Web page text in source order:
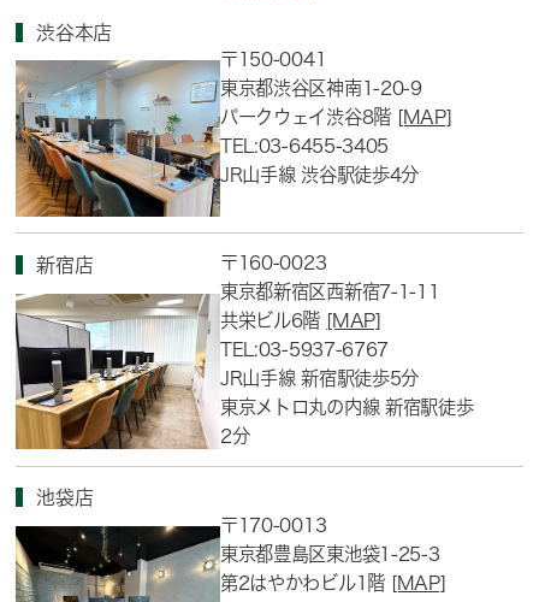
渋谷本店
〒150-0041
東京都渋谷区神南1-20-9
パークウェイ渋谷8階 [MAP]
TEL:03-6455-3405
JR山手線 渋谷駅徒歩4分
新宿店
〒160-0023
東京都新宿区西新宿7-1-11
共栄ビル6階 [MAP]
TEL:03-5937-6767
JR山手線 新宿駅徒歩5分
東京メトロ丸の内線 新宿駅徒歩
2分
池袋店
〒170-0013
東京都豊島区東池袋1-25-3
第2はやかわビル1階 [MAP]